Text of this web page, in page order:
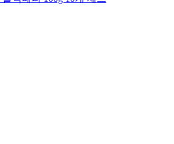
랙페퍼 100g 10개 세트